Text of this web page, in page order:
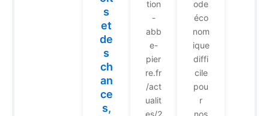
s
et
de
s
ch
an
ce
s,
tion
-
abb
e-
pier
re.fr
/act
ualit
es/2
ode
éco
nom
ique
diffi
cile
pou
r
nos